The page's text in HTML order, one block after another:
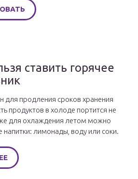
ставить горячее
для продления сроков хранения
продуктов в холоде портится не
для охлаждения летом можно
напитки: лимонады, воду или соки.